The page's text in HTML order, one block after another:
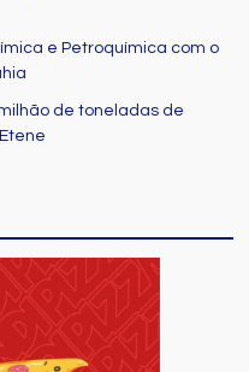
e Petroquímica com o
de toneladas de